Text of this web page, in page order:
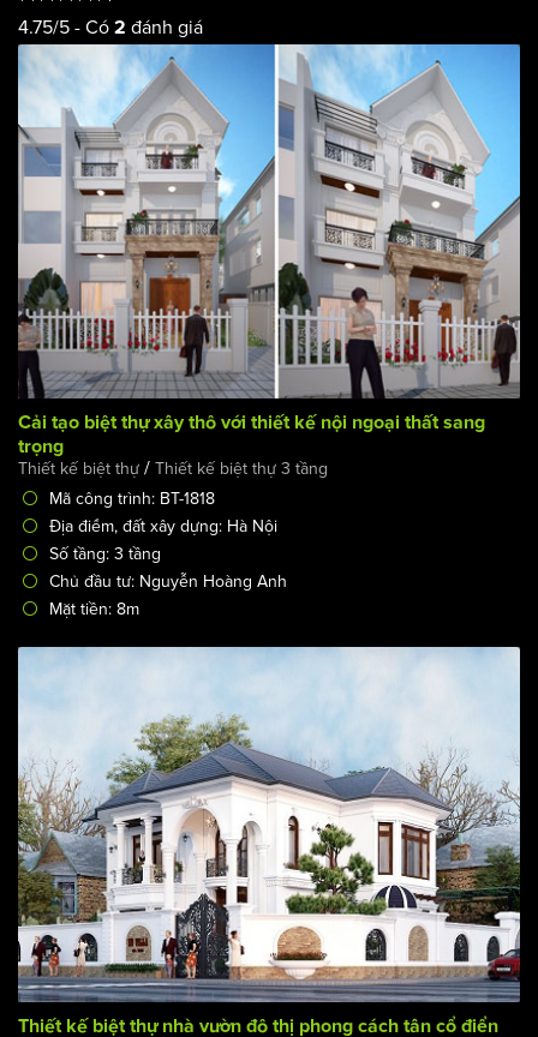
4.75/5 - Có 2 đánh giá
Cải tạo biệt thự xây thô với thiết kế nội ngoại thất sang
trọng
Thiết kế biệt thự / Thiết kế biệt thự 3 tầng
Mã công trình: BT-1818
Địa điểm, đất xây dựng: Hà Nội
Số tầng: 3 tầng
Chủ đầu tư: Nguyễn Hoàng Anh
Mặt tiền: 8m
Thiết kế biệt thự nhà vườn đô thị phong cách tân cổ điển